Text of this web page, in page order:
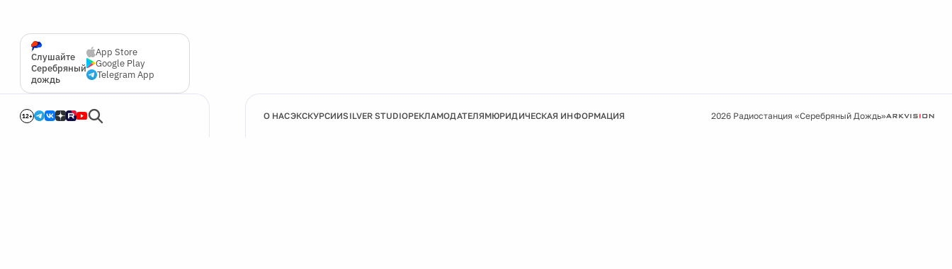
Слушайте
Серебряный
дождь
App Store
Google Play
Telegram App
12+ О НАСЭКСКУРСИИSILVER STUDIOРЕКЛАМОДАТЕЛЯМЮРИДИЧЕСКАЯ ИНФОРМАЦИЯ 2026 Радиостанция «Серебряный Дождь»